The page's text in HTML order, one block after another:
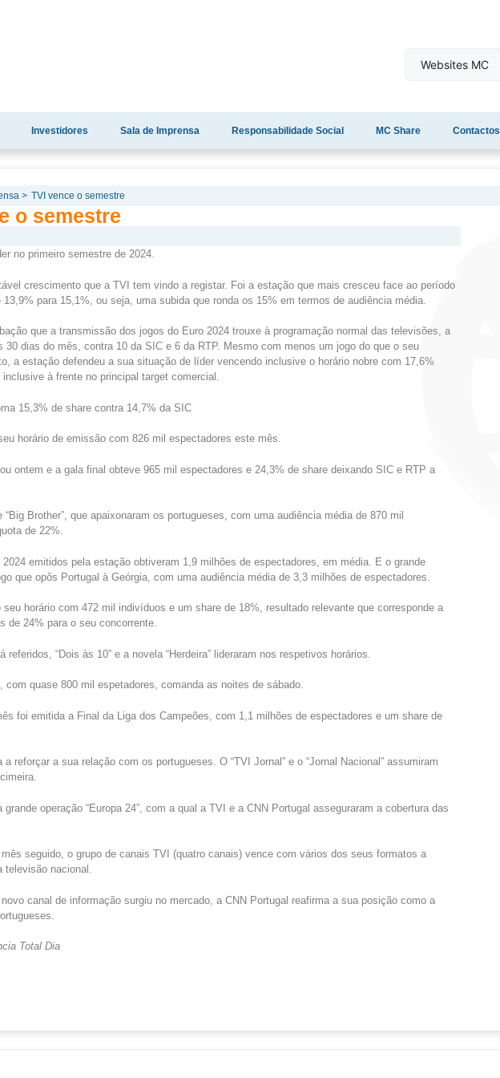
Investidores Sala de Imprensa Responsabilidade Social MC Share Contactos
> TVI vence o semestre
o semestre
no primeiro semestre de 2024.
crescimento que a TVI tem vindo a registar. Foi a estação que mais cresceu face ao período
13,9% para 15,1%, ou seja, uma subida que ronda os 15% em termos de audiência média.
que a transmissão dos jogos do Euro 2024 trouxe à programação normal das televisões, a
30 dias do mês, contra 10 da SIC e 6 da RTP. Mesmo com menos um jogo do que o seu
a estação defendeu a sua situação de líder vencendo inclusive o horário nobre com 17,6%
à frente no principal target comercial.
15,3% de share contra 14,7% da SIC
horário de emissão com 826 mil espectadores este mês.
ontem e a gala final obteve 965 mil espectadores e 24,3% de share deixando SIC e RTP a
“Big Brother”, que apaixonaram os portugueses, com uma audiência média de 870 mil
de 22%.
emitidos pela estação obtiveram 1,9 milhões de espectadores, em média. E o grande
que opôs Portugal à Geórgia, com uma audiência média de 3,3 milhões de espectadores.
seu horário com 472 mil indivíduos e um share de 18%, resultado relevante que corresponde a
de 24% para o seu concorrente.
referidos, “Dois às 10” e a novela “Herdeira” lideraram nos respetivos horários.
com quase 800 mil espetadores, comanda as noites de sábado.
foi emitida a Final da Liga dos Campeões, com 1,1 milhões de espectadores e um share de
reforçar a sua relação com os portugueses. O “TVI Jornal” e o “Jornal Nacional” assumiram
grande operação “Europa 24”, com a qual a TVI e a CNN Portugal asseguraram a cobertura das
seguido, o grupo de canais TVI (quatro canais) vence com vários dos seus formatos a
televisão nacional.
canal de informação surgiu no mercado, a CNN Portugal reafirma a sua posição como a
Total Dia